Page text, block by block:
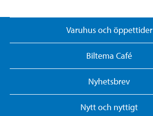
Varuhus och öppettider
Biltema Café
Nyhetsbrev
Nytt och nyttigt